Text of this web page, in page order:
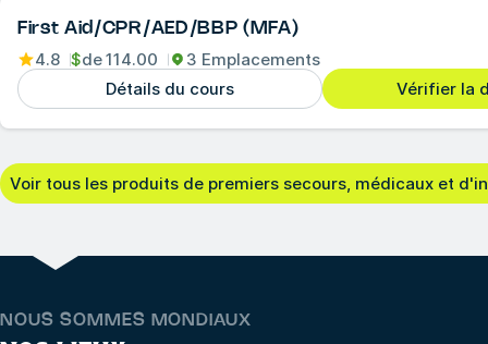
First Aid/CPR/AED/BBP (MFA)
4.8 $de114.00
3 Emplacements
Détails du cours
Vérifier la
Voir tous les produits de premiers secours, médicaux et
NOUS SOMMES MONDIAUX